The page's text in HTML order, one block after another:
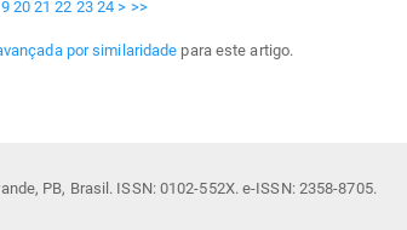
20 21 22 23 24 > >>
por similaridade para este artigo.
PB, Brasil. ISSN: 0102-552X. e-ISSN: 2358-8705.